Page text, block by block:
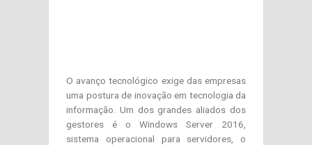
O avanço tecnológico exige das empresas
uma postura de inovação em tecnologia da
informação. Um dos grandes aliados dos
gestores é o Windows Server 2016,
sistema operacional para servidores, o